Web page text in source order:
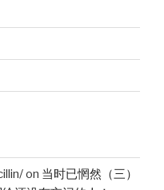
on 当时已惘然（三）